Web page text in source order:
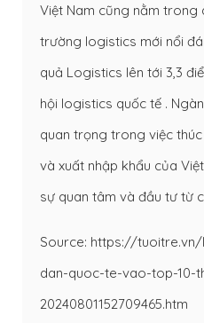
Việt Nam cũng nằm trong
trường logistics mới nổi
quả Logistics lên tới 3,3
hội logistics quốc tế .
quan trọng trong việc
và xuất nhập khẩu của
sự quan tâm và đầu tư từ
Source: https://
dan-quoc-te-vao-top-10-
20240801152709465.htm